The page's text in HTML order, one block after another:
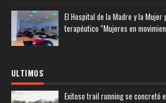
El Hospital de la Madre y la
terapéutico “Mujeres en
ULTIMOS
Exitoso trail running se concretó